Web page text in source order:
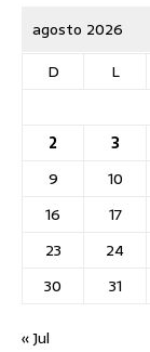
agosto 2026
D
L
2
3
9
10
16
17
23
24
30
31
« Jul